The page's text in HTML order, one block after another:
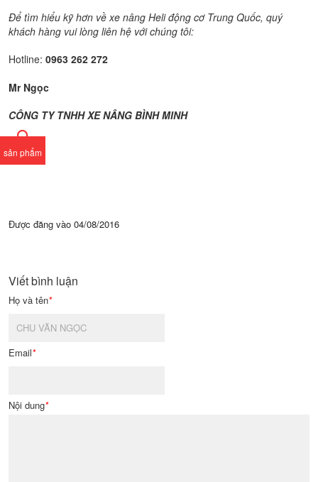
sản phẩm
Để tìm hiểu kỹ hơn về xe nâng Heli động cơ Trung Quốc, quý
khách hàng vui lòng liên hệ với chúng tôi:
Hotline: 0963 262 272
Mr Ngọc
CÔNG TY TNHH XE NÂNG BÌNH MINH
Được đăng vào 04/08/2016
Viết bình luận
Họ và tên*
Email*
Nội dung*